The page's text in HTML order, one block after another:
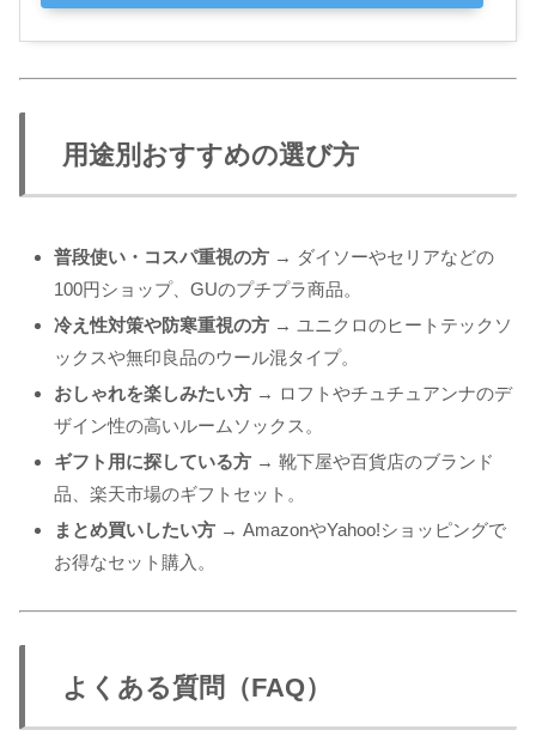
用途別おすすめの選び方
普段使い・コスパ重視の方 → ダイソーやセリアなどの
100円ショップ、GUのプチプラ商品。
冷え性対策や防寒重視の方 → ユニクロのヒートテックソ
ックスや無印良品のウール混タイプ。
おしゃれを楽しみたい方 → ロフトやチュチュアンナのデ
ザイン性の高いルームソックス。
ギフト用に探している方 → 靴下屋や百貨店のブランド
品、楽天市場のギフトセット。
まとめ買いしたい方 → AmazonやYahoo!ショッピングで
お得なセット購入。
よくある質問（FAQ）